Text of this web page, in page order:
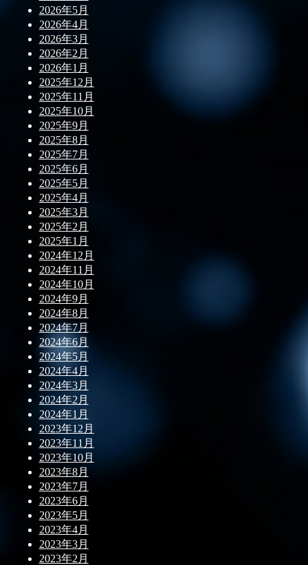
2026年5月
2026年4月
2026年3月
2026年2月
2026年1月
2025年12月
2025年11月
2025年10月
2025年9月
2025年8月
2025年7月
2025年6月
2025年5月
2025年4月
2025年3月
2025年2月
2025年1月
2024年12月
2024年11月
2024年10月
2024年9月
2024年8月
2024年7月
2024年6月
2024年5月
2024年4月
2024年3月
2024年2月
2024年1月
2023年12月
2023年11月
2023年10月
2023年8月
2023年7月
2023年6月
2023年5月
2023年4月
2023年3月
2023年2月